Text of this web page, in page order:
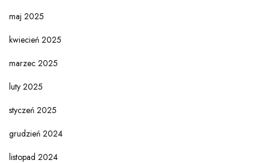
maj 2025
kwiecień 2025
marzec 2025
luty 2025
styczeń 2025
grudzień 2024
listopad 2024